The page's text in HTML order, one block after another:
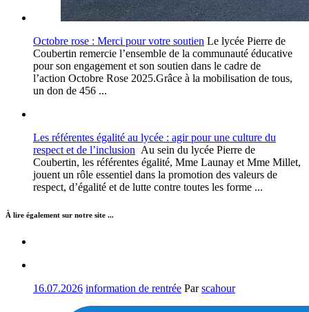
Octobre rose : Merci pour votre soutien Le lycée Pierre de
Coubertin remercie l’ensemble de la communauté éducative
pour son engagement et son soutien dans le cadre de
l’action Octobre Rose 2025.Grâce à la mobilisation de tous,
un don de 456 ...
Les référentes égalité au lycée : agir pour une culture du
respect et de l’inclusion Au sein du lycée Pierre de
Coubertin, les référentes égalité, Mme Launay et Mme Millet,
jouent un rôle essentiel dans la promotion des valeurs de
respect, d’égalité et de lutte contre toutes les forme ...
À lire également sur notre site ...
16.07.2026 information de rentrée Parscahour